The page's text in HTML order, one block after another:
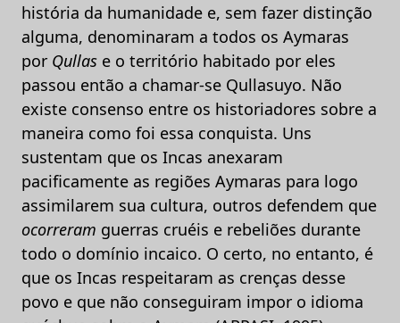
história da humanidade e, sem fazer distinção
alguma, denominaram a todos os Aymaras
por Qullas e o território habitado por eles
passou então a chamar-se Qullasuyo. Não
existe consenso entre os historiadores sobre a
maneira como foi essa conquista. Uns
sustentam que os Incas anexaram
pacificamente as regiões Aymaras para logo
assimilarem sua cultura, outros defendem que
ocorreram guerras cruéis e rebeliões durante
todo o domínio incaico. O certo, no entanto, é
que os Incas respeitaram as crenças desse
povo e que não conseguiram impor o idioma